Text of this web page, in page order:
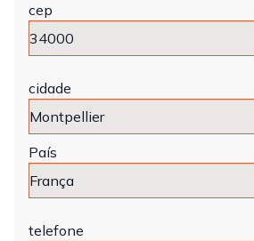
cep
cidade
País
telefone